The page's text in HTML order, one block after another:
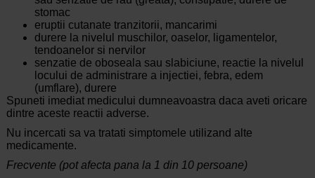
stomac
eruptii cutanate tranzitorii, mancarimi
durere la nivelul muschilor, oaselor, ligamentelor,
tendoanelor si nervilor
senzatie de oboseala sau slabiciune, reactie la nivelul
locului de administrare a injectiei, febra, edem
(umflare), durere
Spuneti imediat medicului dumneavoastra daca aveti oricare
dintre aceste reactii adverse.
Nu incercati sa va tratati simptomele utilizand alte
medicamente.
Frecvente (pot afecta pana la 1 din 10 persoane)